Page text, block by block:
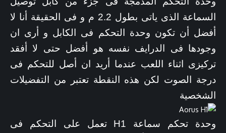
السماعة الذى ياتى بطول 2.2 م و فى الحقيقة أنا لا
أفضل أن تكون وحدة التحكم فى الكابل و أرى ان
وجودها فى الدرايف نفسه هو أفضل حتى لا أفقد
تركيزى اثناء اللعب عندما أريد ان أصل للتحكم فى
درجة الصوت لكن هذه النقطة تعتبر من التفضيلات
الشخصية
وحدة تحكم سماعة H1 تعمل على التحكم فى